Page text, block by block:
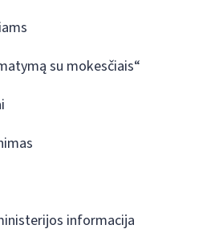
su mokesčiais“
informacija